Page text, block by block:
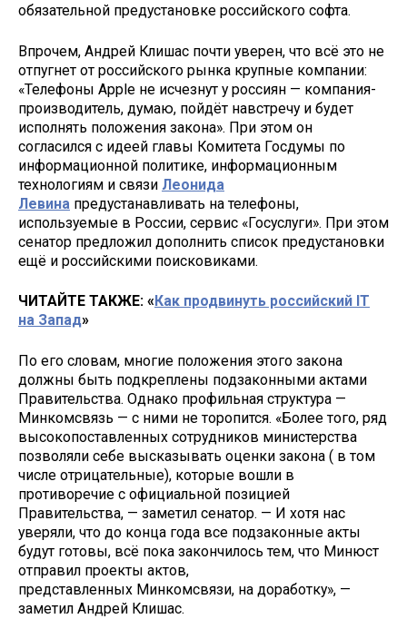
обязательной предустановке российского софта.
Впрочем, Андрей Клишас почти уверен, что всё это не
отпугнет от российского рынка крупные компании:
«Телефоны Apple не исчезнут у россиян — компания-
производитель, думаю, пойдёт навстречу и будет
исполнять положения закона». При этом он
согласился с идеей главы Комитета Госдумы по
информационной политике, информационным
технологиям и связи Леонида
Левина предустанавливать на телефоны,
используемые в России, сервис «Госуслуги». При этом
сенатор предложил дополнить список предустановки
ещё и российскими поисковиками.
ЧИТАЙТЕ ТАКЖЕ: « Как продвинуть российский IT
на Запад»
По его словам, многие положения этого закона
должны быть подкреплены подзаконными актами
Правительства. Однако профильная структура —
Минкомсвязь — с ними не торопится. «Более того, ряд
высокопоставленных сотрудников министерства
позволяли себе высказывать оценки закона ( в том
числе отрицательные), которые вошли в
противоречие с официальной позицией
Правительства, — заметил сенатор. — И хотя нас
уверяли, что до конца года все подзаконные акты
будут готовы, всё пока закончилось тем, что Минюст
отправил проекты актов,
представленных Минкомсвязи, на доработку», —
заметил Андрей Клишас.